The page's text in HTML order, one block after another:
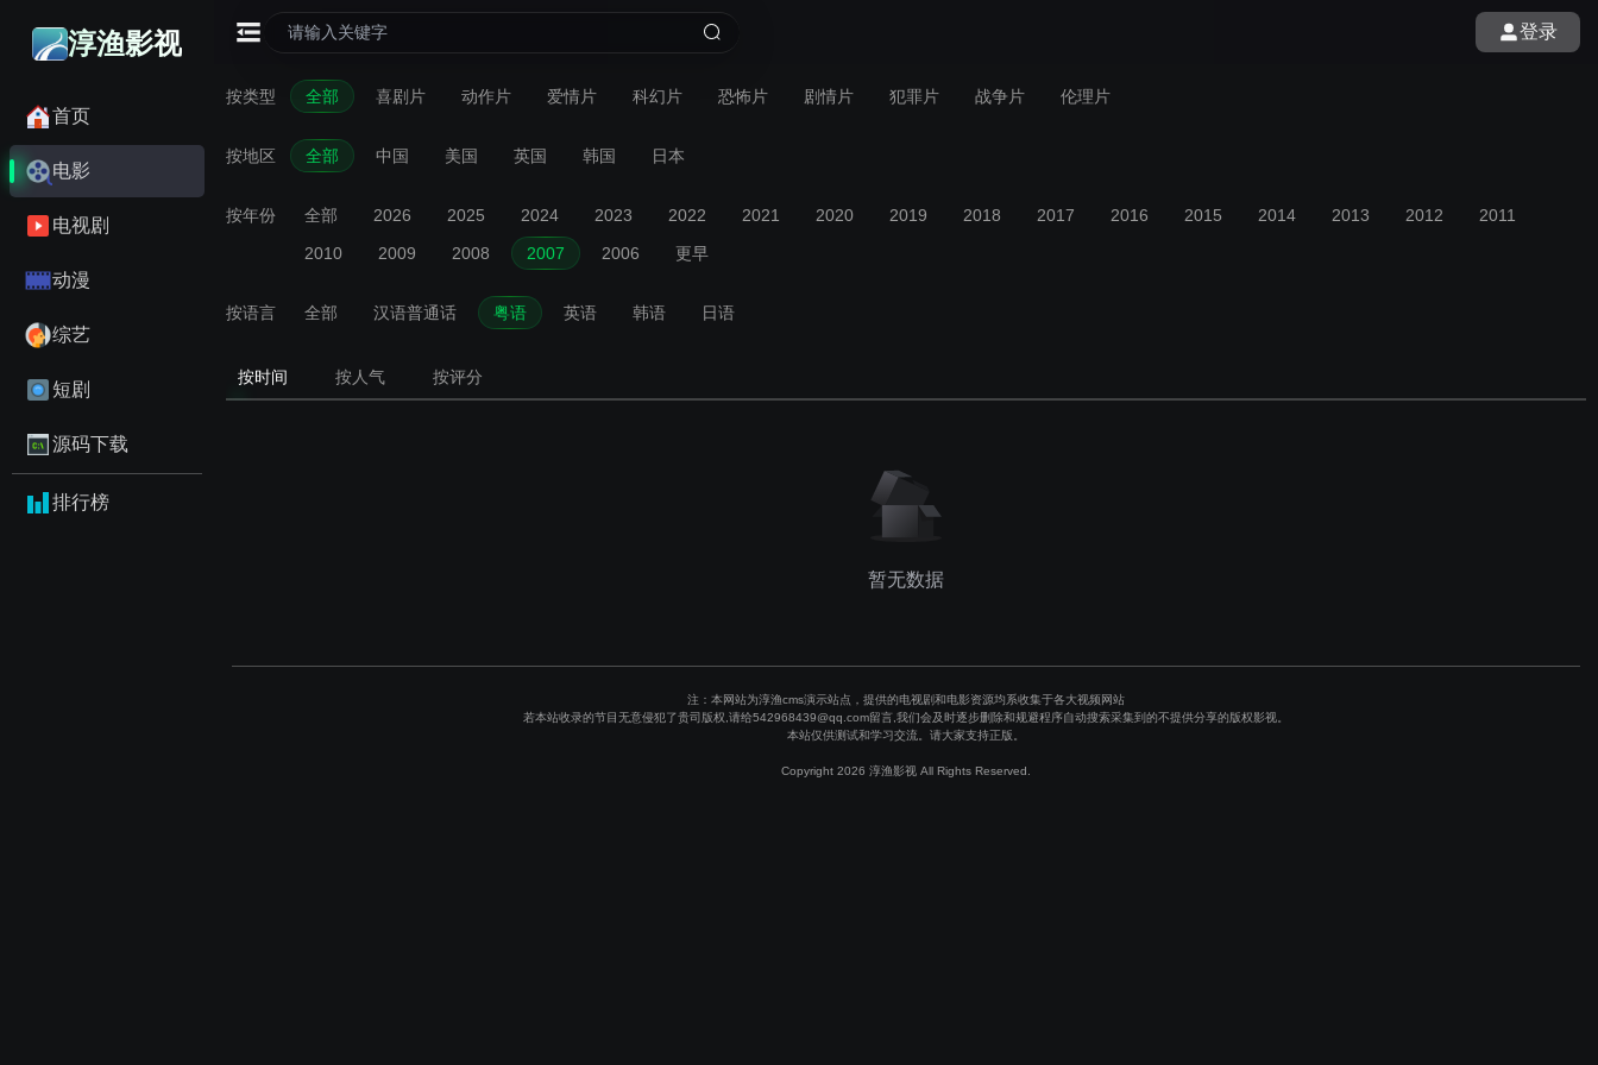
淳渔影视
首页
电影
电视剧
动漫
综艺
短剧
源码下载
排行榜
登录
按类型 全部 喜剧片 动作片 爱情片 科幻片 恐怖片 剧情片 犯罪片 战争片 伦理片
按地区 全部 中国 美国 英国 韩国 日本
按年份 全部 2026 2025 2024 2023 2022 2021 2020 2019 2018 2017 2016 2015 2014 2013 2012
2011
2010
2009 2008 2007 2006 更早
按语言 全部 汉语普通话 粤语 英语 韩语 日语
按时间 按人气 按评分
暂无数据
注：本网站为淳渔cms演示站点，提供的电视剧和电影资源均系收集于各大视频网站
若本站收录的节目无意侵犯了贵司版权,请给542968439@qq.com留言,我们会及时逐步删除和规避程序自动搜索采集到的不提供分享的版权影视。
本站仅供测试和学习交流。请大家支持正版。
Copyright 2026 淳渔影视 All Rights Reserved.